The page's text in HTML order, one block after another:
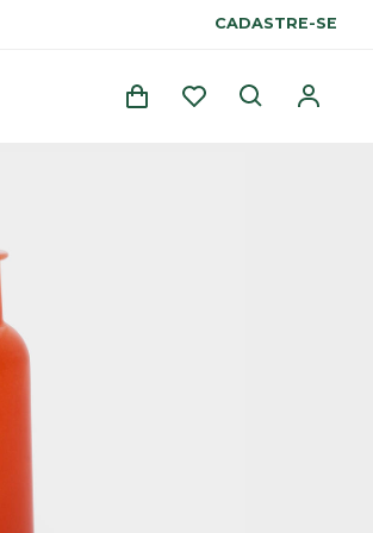
CADASTRE-SE